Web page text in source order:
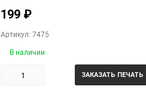
199 ₽
Артикул: 7475
В наличии
ЗАКАЗАТЬ ПЕЧАТЬ